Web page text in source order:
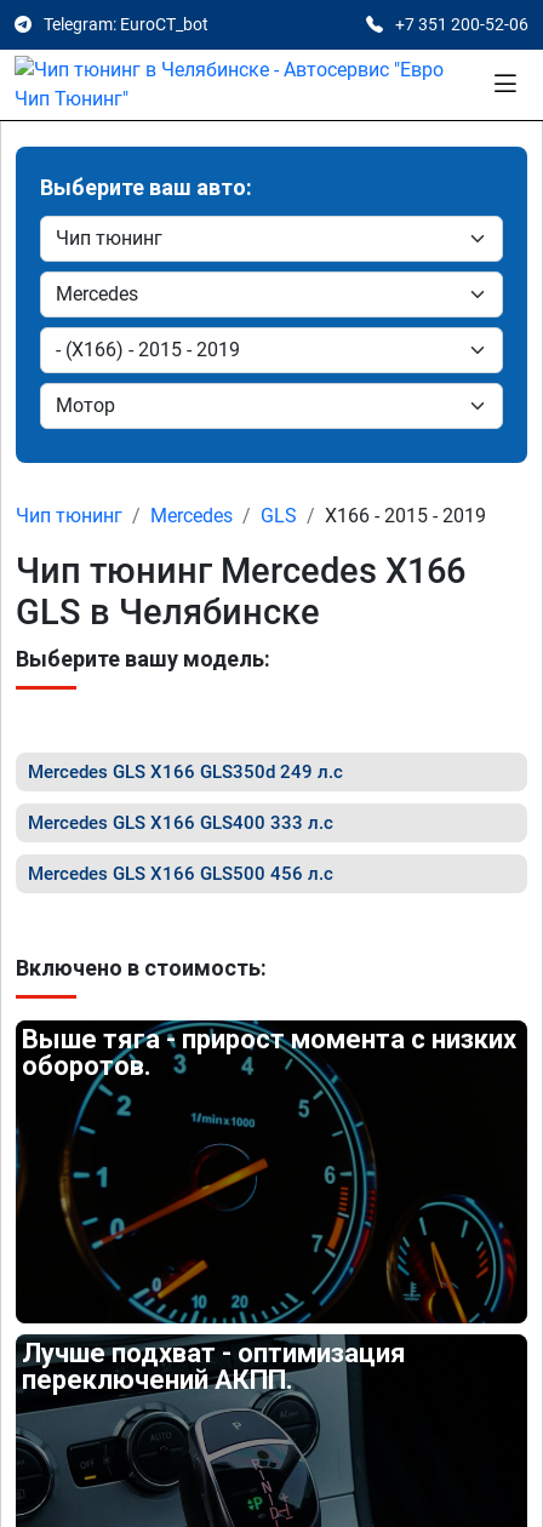
Telegram: EuroCT_bot +7 351 200-52-06
Выберите ваш авто:
Чип тюнинг Mercedes GLS X166 - 2015 - 2019
Чип тюнинг Mercedes X166
GLS в Челябинске
Выберите вашу модель:
Mercedes GLS X166 GLS350d 249 л.с
Mercedes GLS X166 GLS400 333 л.с
Mercedes GLS X166 GLS500 456 л.с
Включено в стоимость:
Выше тяга - прирост момента с низких
оборотов.
Лучше подхват - оптимизация
переключений АКПП.